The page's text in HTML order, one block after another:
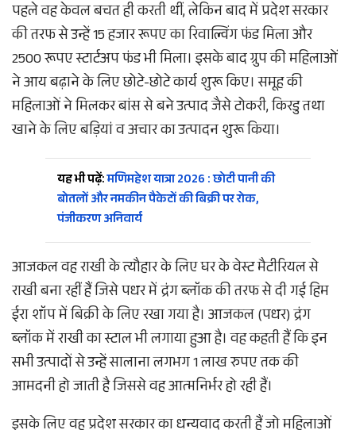
पहले वह केवल बचत ही करती थीं, लेकिन बाद में प्रदेश सरकार
की तरफ से उन्हें 15 हजार रूपए का रिवाल्विंग फंड मिला और
2500 रूपए स्टार्टअप फंड भी मिला। इसके बाद ग्रुप की महिलाओं
ने आय बढ़ाने के लिए छोटे-छोटे कार्य शुरू किए। समूह की
महिलाओं ने मिलकर बांस से बने उत्पाद जैसे टोकरी, किरडु तथा
खाने‌ के लिए बड़ियां व अचार का उत्पादन शुरू किया।
यह भी पढ़ें:मणिमहेश यात्रा 2026 : छोटी पानी की
बोतलों और नमकीन पैकेटों की बिक्री पर रोक,
पंजीकरण अनिवार्य
आजकल वह राखी के त्यौहार के लिए घर के वेस्ट मैटीरियल से
राखी बना रहीं हैं जिसे पधर में द्रंग ब्लॉक की तरफ से दी गई हिम
ईरा शॉप में बिक्री के लिए रखा गया है। आजकल (पधर) द्रंग
ब्लॉक में राखी का स्टाल भी लगाया हुआ है। वह कहती हैं कि इन
सभी उत्पादों से उन्हें सालाना लगभग 1 लाख रुपए तक की
आमदनी हो जाती है जिससे वह आत्मनिर्भर हो रही हैं।